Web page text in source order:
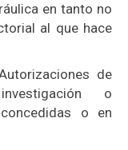
en tanto no
al que hace
de
o
o en